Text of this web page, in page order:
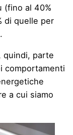
(fino al 40%
di quelle per
quindi, parte
comportamenti
a cui siamo